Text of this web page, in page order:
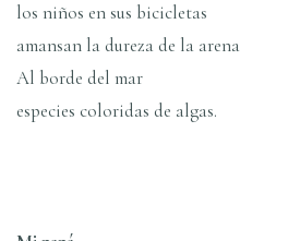
los niños en sus bicicletas
amansan la dureza de la arena
Al borde del mar
especies coloridas de algas.